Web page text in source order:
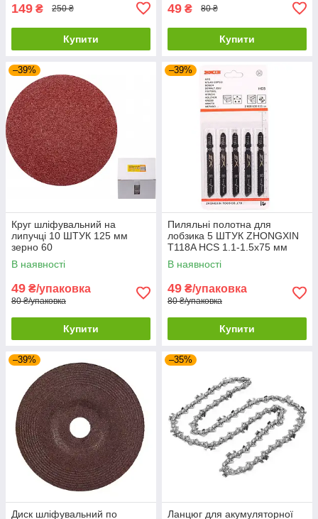
149 ₴ 250 ₴
Купити
49 ₴ 80 ₴
Купити
–39%
Круг шліфувальний на
липучці 10 ШТУК 125 мм
зерно 60
В наявності
49 ₴/упаковка
80 ₴/упаковка
Купити
–39%
Пиляльні полотна для
лобзика 5 ШТУК ZHONGXIN
T118A HCS 1.1-1.5х75 мм
В наявності
49 ₴/упаковка
80 ₴/упаковка
Купити
–39%
Диск шліфувальний по
–35%
Ланцюг для акумуляторної